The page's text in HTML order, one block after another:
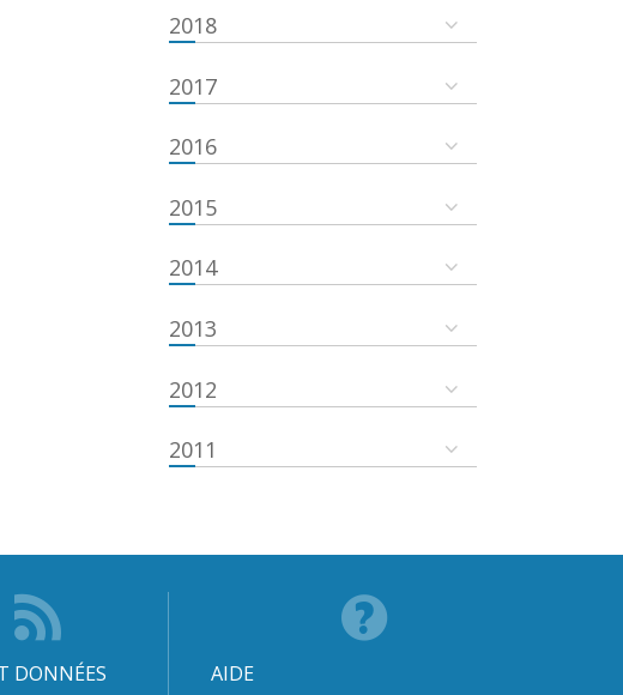
2018
2017
2016
2015
2014
2013
2012
2011
DONNÉES AIDE